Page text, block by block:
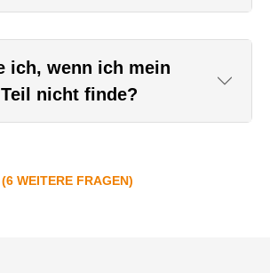
ich, wenn ich mein
nicht finde?
WEITERE FRAGEN)